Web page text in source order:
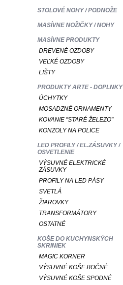
STOLOVÉ NOHY / PODNOŽE
MASÍVNE NOŽIČKY / NOHY
MASÍVNE PRODUKTY
DREVENÉ OZDOBY
VEĽKÉ OZDOBY
LIŠTY
PRODUKTY ARTE - DOPLNKY
ÚCHYTKY
MOSADZNÉ ORNAMENTY
KOVANIE "STARÉ ŽELEZO"
KONZOLY NA POLICE
LED PROFILY / EL.ZÁSUVKY /
OSVETLENIE
VÝSUVNÉ ELEKTRICKÉ
ZÁSUVKY
PROFILY NA LED PÁSY
SVETLÁ
ŽIAROVKY
TRANSFORMÁTORY
OSTATNÉ
KOŠE DO KUCHYNSKÝCH
SKRINIEK
MAGIC KORNER
VÝSUVNÉ KOŠE BOČNÉ
VÝSUVNÉ KOŠE SPODNÉ